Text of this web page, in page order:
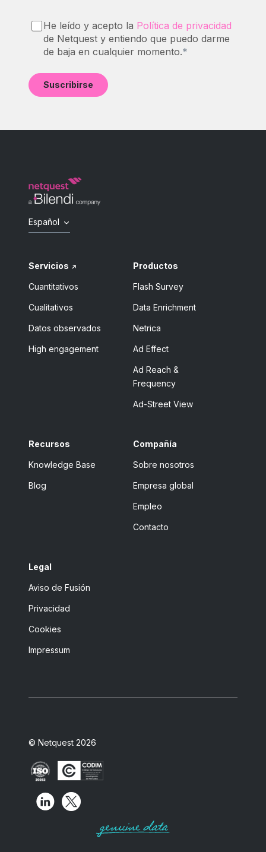
He leído y acepto la Política de privacidad
de Netquest y entiendo que puedo darme
de baja en cualquier momento.*
Español
Servicios
Cuantitativos
Cualitativos
Datos observados
High engagement
Productos
Flash Survey
Data Enrichment
Netrica
Ad Effect
Ad Reach &
Frequency
Ad-Street View
Recursos
Knowledge Base
Blog
Compañía
Sobre nosotros
Empresa global
Empleo
Contacto
Legal
Aviso de Fusión
Privacidad
Cookies
Impressum
© Netquest 2026